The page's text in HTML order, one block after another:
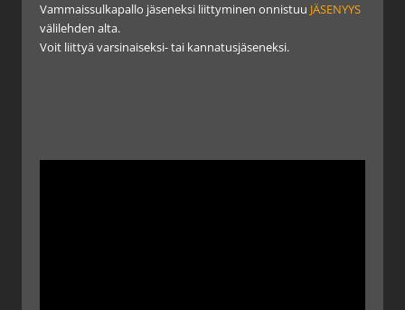
Vammaissulkapallo jäseneksi liittyminen onnistuu JÄSENYYS
välilehden alta.
Voit liittyä varsinaiseksi- tai kannatusjäseneksi.